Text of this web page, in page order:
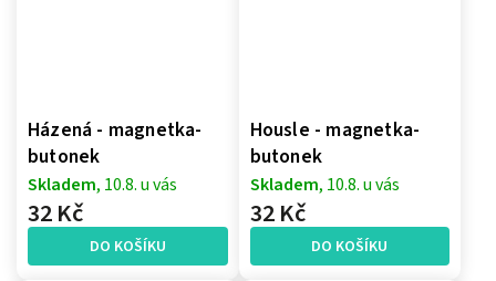
Házená - magnetka-
butonek
Skladem, 10.8. u vás
32 Kč
DO KOŠÍKU
Housle - magnetka-
butonek
Skladem, 10.8. u vás
32 Kč
DO KOŠÍKU